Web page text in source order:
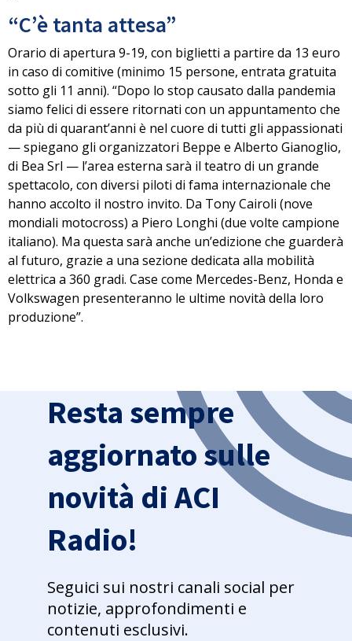
“C’è tanta attesa”
Orario di apertura 9-19, con biglietti a partire da 13 euro
in caso di comitive (minimo 15 persone, entrata gratuita
sotto gli 11 anni). “Dopo lo stop causato dalla pandemia
siamo felici di essere ritornati con un appuntamento che
da più di quarant’anni è nel cuore di tutti gli appassionati
— spiegano gli organizzatori Beppe e Alberto Gianoglio,
di Bea Srl — l’area esterna sarà il teatro di un grande
spettacolo, con diversi piloti di fama internazionale che
hanno accolto il nostro invito. Da Tony Cairoli (nove
mondiali motocross) a Piero Longhi (due volte campione
italiano). Ma questa sarà anche un’edizione che guarderà
al futuro, grazie a una sezione dedicata alla mobilità
elettrica a 360 gradi. Case come Mercedes-Benz, Honda e
Volkswagen presenteranno le ultime novità della loro
produzione”.
Resta sempre
aggiornato sulle
novità di ACI
Radio!
Seguici sui nostri canali social per
notizie, approfondimenti e
contenuti esclusivi.